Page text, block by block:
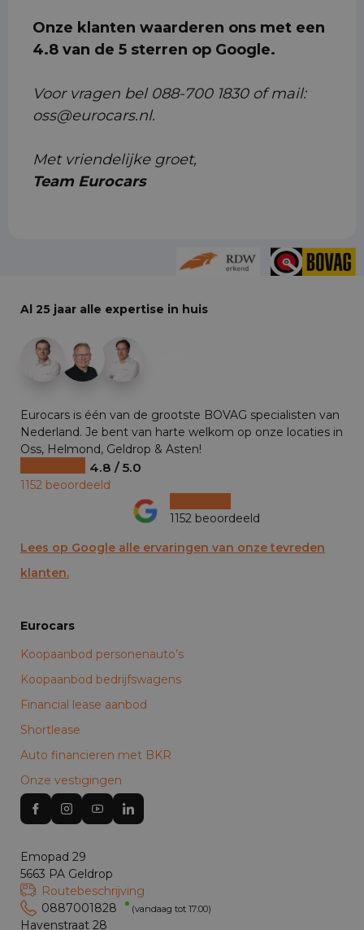
Onze klanten waarderen ons met een
4.8 van de 5 sterren op Google.
Voor vragen bel 088-700 1830 of mail:
oss@eurocars.nl.
Met vriendelijke groet,
Team Eurocars
Al 25 jaar alle expertise in huis
Eurocars is één van de grootste BOVAG specialisten van
Nederland. Je bent van harte welkom op onze locaties in
Oss, Helmond, Geldrop & Asten!
4.8 / 5.0
1152 beoordeeld
1152 beoordeeld
Lees op Google alle ervaringen van onze tevreden
klanten.
Eurocars
Koopaanbod personenauto’s
Koopaanbod bedrijfswagens
Financial lease aanbod
Shortlease
Auto financieren met BKR
Onze vestigingen
Emopad 29
5663 PA Geldrop
Routebeschrijving
0887001828
(vandaag tot 17:00)
Havenstraat 28